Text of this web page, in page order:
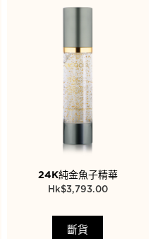
24K純金魚子精華
$3,793.00
斷貨